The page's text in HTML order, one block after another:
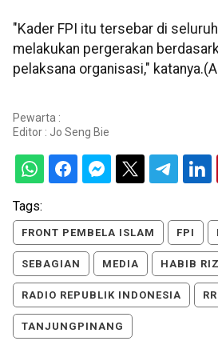
"Kader FPI itu tersebar di
melakukan pergerakan
pelaksana organisasi,"
Pewarta :
Editor : Jo Seng Bie
Tags:
FRONT PEMBELA ISLAM FPI
SEBAGIAN MEDIA HABIB
RADIO REPUBLIK INDONESIA
TANJUNGPINANG